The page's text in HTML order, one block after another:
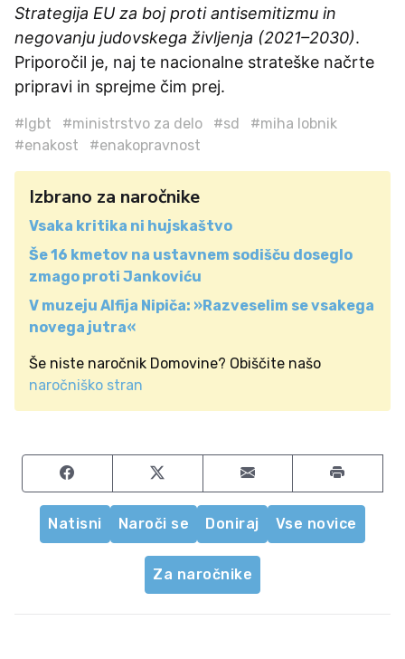
Strategija EU za boj proti antisemitizmu in
negovanju judovskega življenja (2021–2030).
Priporočil je, naj te nacionalne strateške načrte
pripravi in sprejme čim prej.
#lgbt #ministrstvo za delo #sd
#miha lobnik
#enakost
#enakopravnost
Izbrano za naročnike
Vsaka kritika ni hujskaštvo
Še 16 kmetov na ustavnem sodišču doseglo
zmago proti Jankoviću
V muzeju Alfija Nipiča: »Razveselim se vsakega
novega jutra«
Še niste naročnik Domovine? Obiščite našo
naročniško stran
Share on FacebookShare on TwitterShare by email
Natisni Naroči se Doniraj Vse novice
Za naročnike